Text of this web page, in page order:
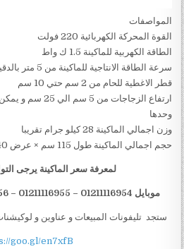
المواصفات
القوة المحركة الكهربائية 220 فولت
الطاقة الكهربية للماكينة 1.5 ك واط
سرعة الطاقة الانتاجية للماكينة من 5 متر بالدقيقة اي من 300 متر بالساعه
قطر الاغطية للحام من 2 سم حتي 10 سم
ارتفاع الزجاجات
وحدها
وزن اجمالي الماكينة 28 كيلو جرام تقريبا
حجم اجمالي الماكينة طول 115 سم × عرض 40 سم × ارتفاع 48 سم
لمعرفة سعر الماكينة يرجى
موبايل 01211116954 – 01211116955 – 01211116956 – 01211116958
ستجد تليفونات المبيعات و عناوين و
goo.gl/en7xfB